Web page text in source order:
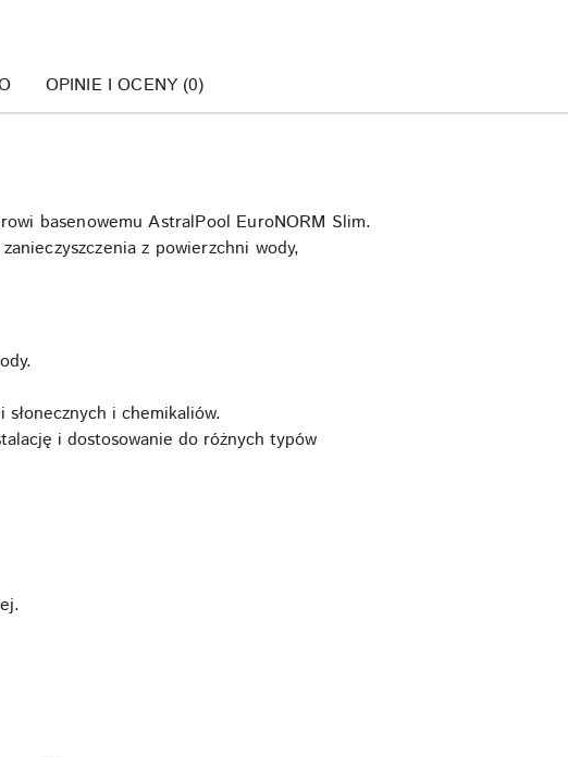
OPINIE I OCENY (0)
basenowemu AstralPool EuroNORM Slim.
z powierzchni wody,
słonecznych i chemikaliów.
i dostosowanie do różnych typów